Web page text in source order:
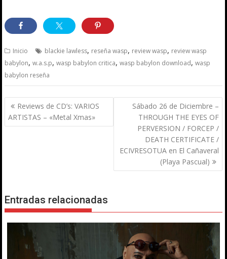
Inicio blackie lawless, reseña wasp, review wasp, review wasp
babylon,w.a.s.p,wasp babylon critica,wasp babylon download,wasp
babylon reseña
Navegación
de
entradas
Reviews de CD’s: VARIOS
ARTISTAS – «Metal Xmas»
Sábado 26 de Diciembre –
THROUGH THE EYES OF
PERVERSION / FORCEP /
DEATH CERTIFICATE /
ECIVRESOTUA en El Cañaveral
(Playa Pascual)
Entradas relacionadas